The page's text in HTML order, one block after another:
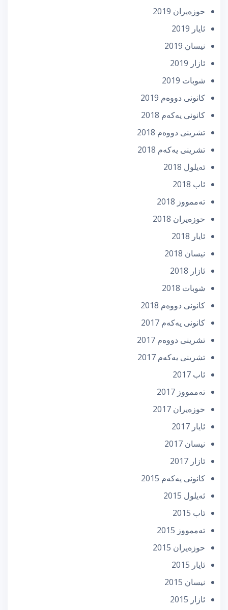
حوزه‌یران 2019
ئایار 2019
نیسان 2019
ئازار 2019
شوبات 2019
كانونی دووه‌م 2019
كانونی یه‌كه‌م 2018
تشرینی دووه‌م 2018
تشرینی یه‌كه‌م 2018
ئه‌یلول 2018
ئاب 2018
تەممووز 2018
حوزه‌یران 2018
ئایار 2018
نیسان 2018
ئازار 2018
شوبات 2018
كانونی دووه‌م 2018
كانونی یه‌كه‌م 2017
تشرینی دووه‌م 2017
تشرینی یه‌كه‌م 2017
ئاب 2017
تەممووز 2017
حوزه‌یران 2017
ئایار 2017
نیسان 2017
ئازار 2017
كانونی یه‌كه‌م 2015
ئه‌یلول 2015
ئاب 2015
تەممووز 2015
حوزه‌یران 2015
ئایار 2015
نیسان 2015
ئازار 2015